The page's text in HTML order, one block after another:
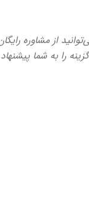
از مشاوره
را به شما